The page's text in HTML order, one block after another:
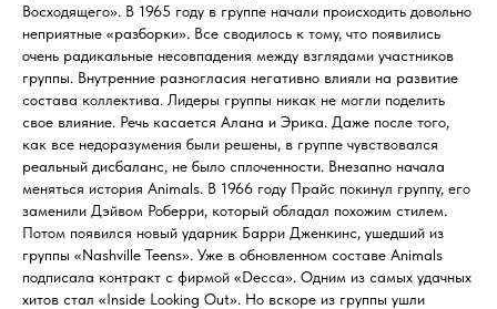
Восходящего». В 1965 году в группе начали происходить довольно
неприятные «разборки». Все сводилось к тому, что появились
очень радикальные несовпадения между взглядами участников
группы. Внутренние разногласия негативно влияли на развитие
состава коллектива. Лидеры группы никак не могли поделить
свое влияние. Речь касается Алана и Эрика. Даже после того,
как все недоразумения были решены, в группе чувствовался
реальный дисбаланс, не было сплоченности. Внезапно начала
меняться история Animals. В 1966 году Прайс покинул группу, его
заменили Дэйвом Роберри, который обладал похожим стилем.
Потом появился новый ударник Барри Дженкинс, ушедший из
группы «Nashville Teens». Уже в обновленном составе Animals
подписала контракт с фирмой «Decca». Одним из самых удачных
хитов стал «Inside Looking Out». Но вскоре из группы ушли